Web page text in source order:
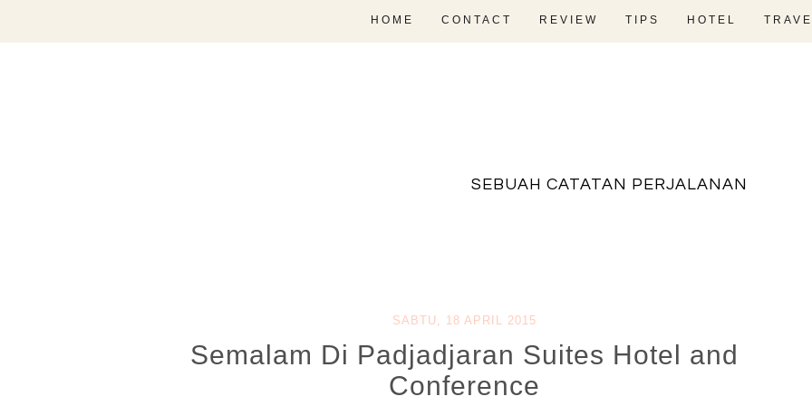
SEBUAH CATATAN PERJALANAN
HOME CONTACT REVIEW TIPS HOTEL
SABTU, 18 APRIL 2015
Semalam Di Padjadjaran Suites Hotel and
Conference